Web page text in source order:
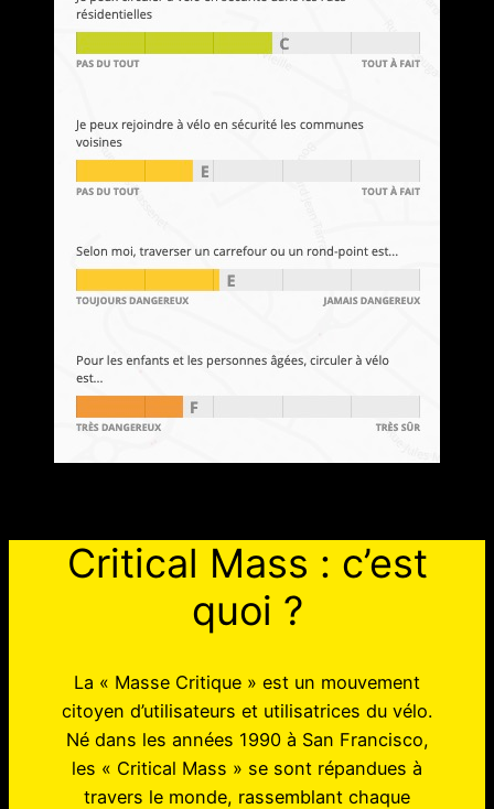
Critical Mass : c’est
quoi ?
La « Masse Critique » est un mouvement
citoyen d’utilisateurs et utilisatrices du vélo.
Né dans les années 1990 à San Francisco,
les « Critical Mass » se sont répandues à
travers le monde, rassemblant chaque